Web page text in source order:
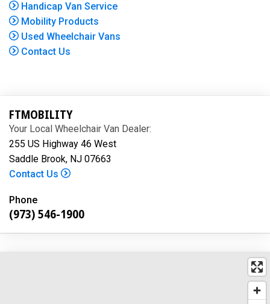
Handicap Van Service
Mobility Products
Used Wheelchair Vans
Contact Us
FTMOBILITY
Your Local Wheelchair Van Dealer:
255 US Highway 46 West
Saddle Brook, NJ 07663
Contact Us
Phone
(973) 546-1900